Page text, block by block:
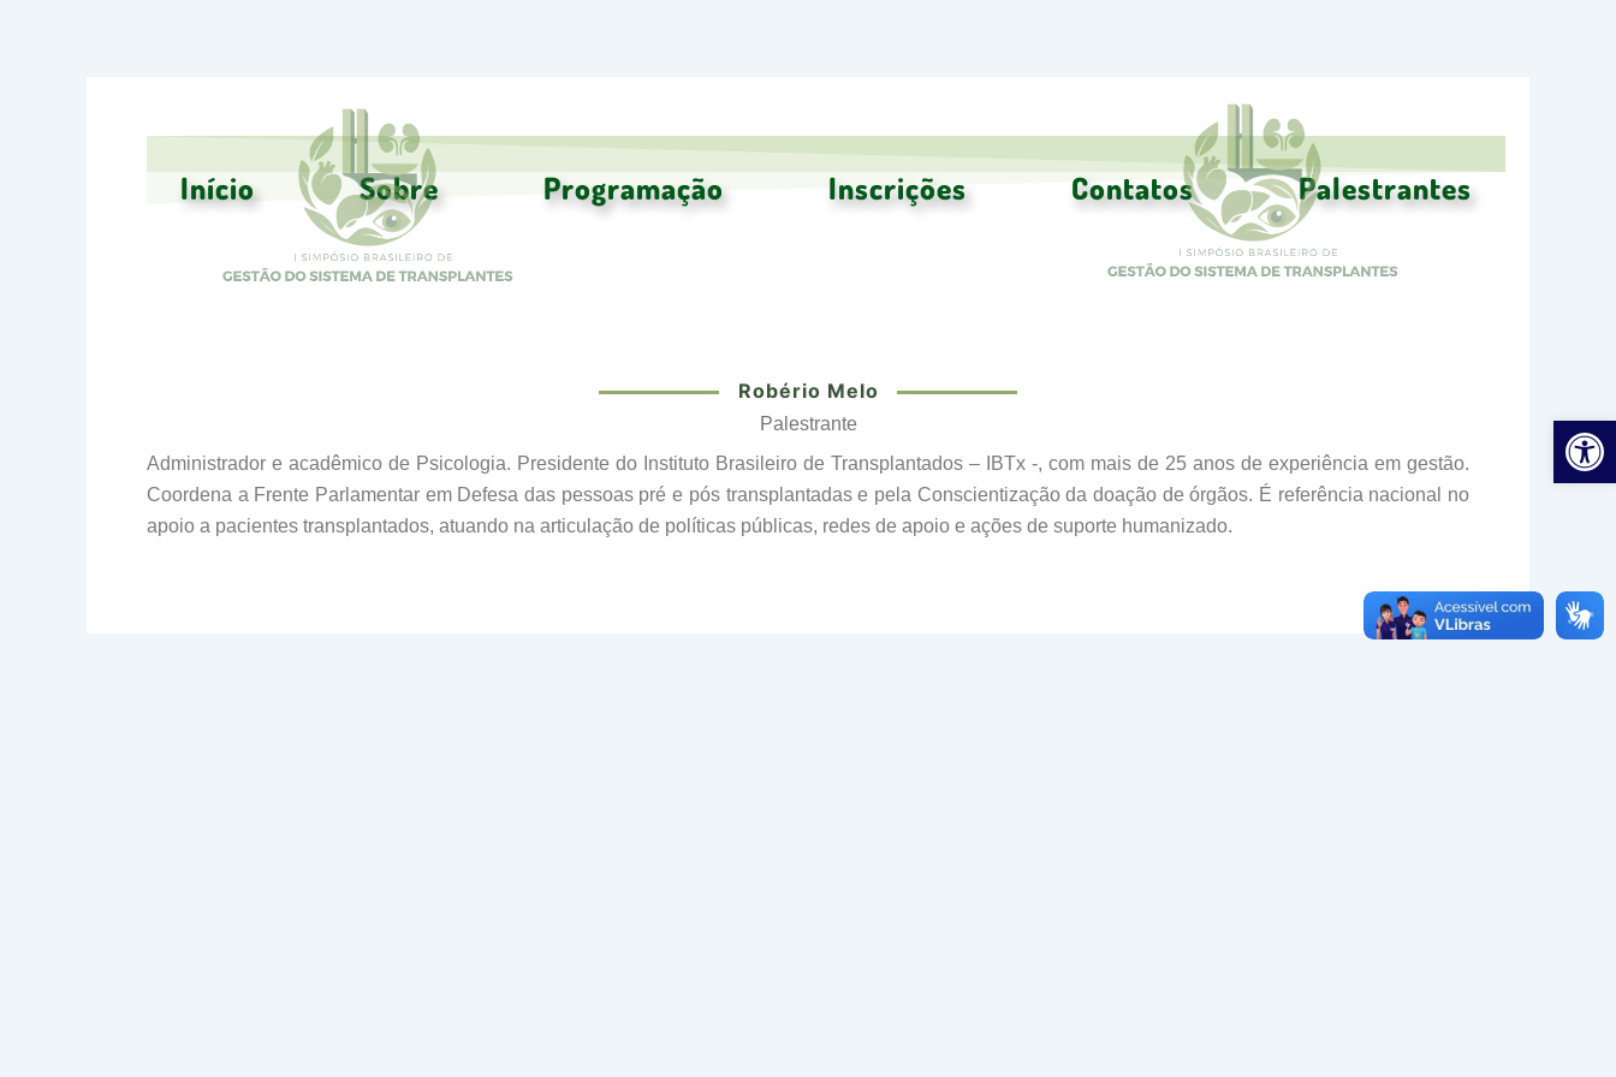
Início Sobre Programação Inscrições Contatos Palestrantes
Robério Melo
Palestrante
Administrador e acadêmico de Psicologia. Presidente do Instituto Brasileiro de Transplantados – IBTx -, com mais de 25 anos de experiência em gestão.
Coordena a Frente Parlamentar em Defesa das pessoas pré e pós transplantadas e pela Conscientização da doação de órgãos. É referência nacional no
apoio a pacientes transplantados, atuando na articulação de políticas públicas, redes de apoio e ações de suporte humanizado.